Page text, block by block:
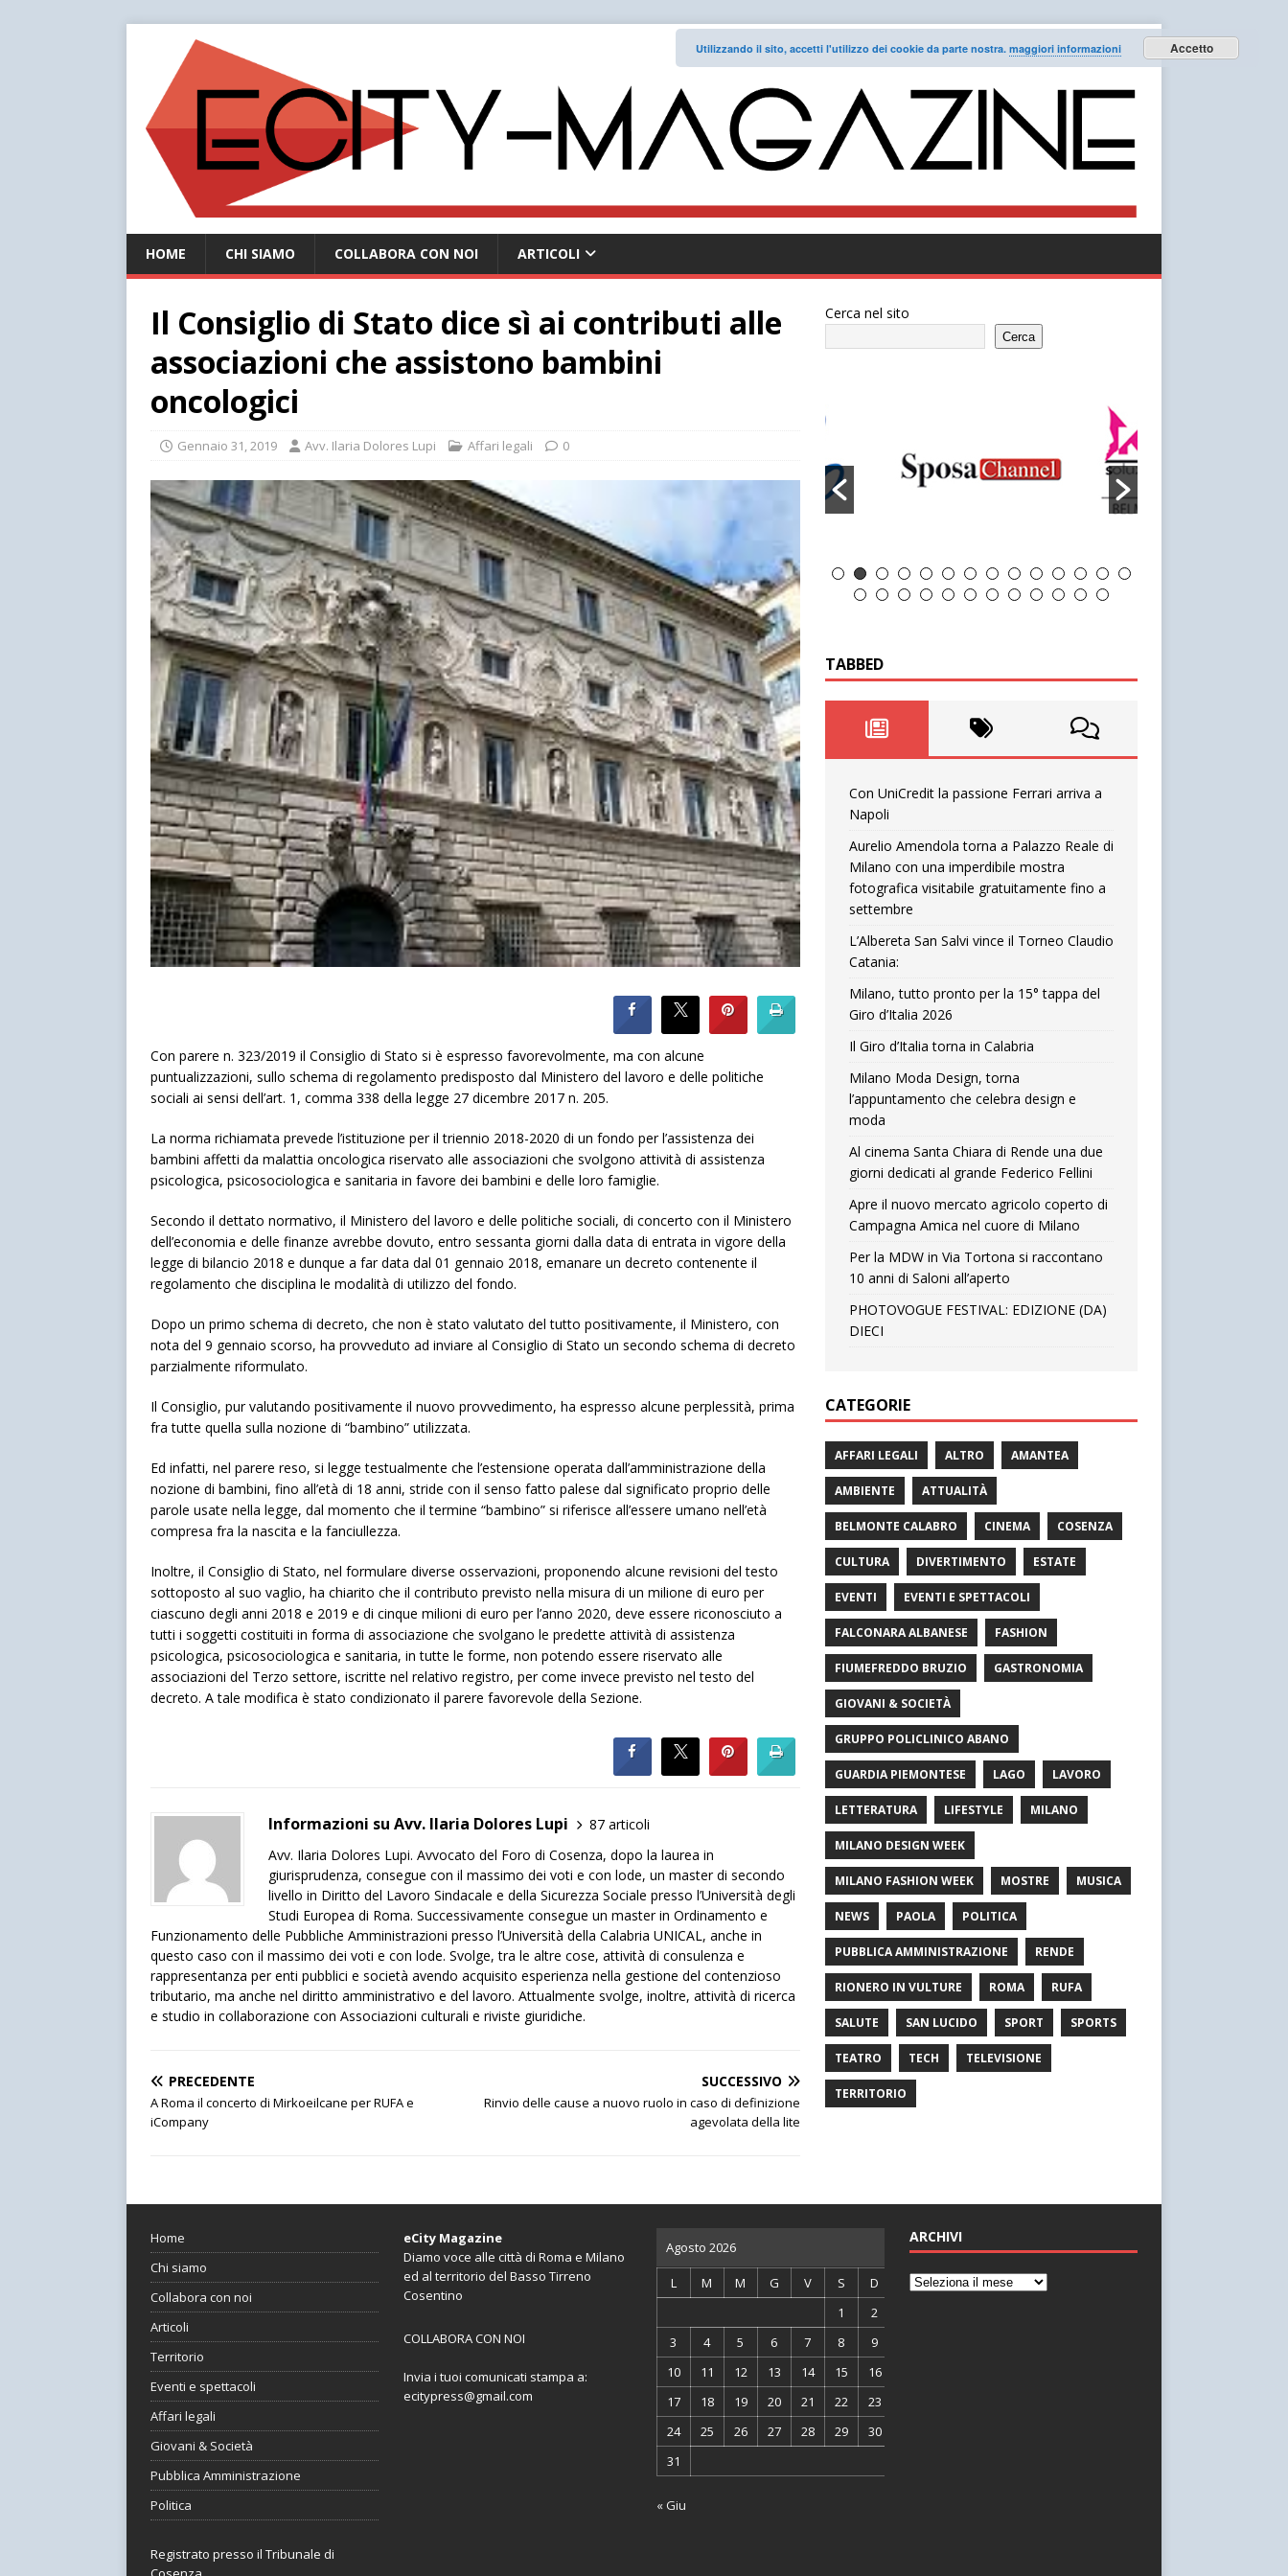
HOME CHI SIAMO COLLABORA CON NOI ARTICOLI
Il Consiglio di Stato dice sì ai contributi alle
associazioni che assistono bambini
oncologici
Gennaio 31, 2019 Avv. Ilaria Dolores Lupi Affari legali 0
Con parere n. 323/2019 il Consiglio di Stato si è espresso favorevolmente, ma con alcune
puntualizzazioni, sullo schema di regolamento predisposto dal Ministero del lavoro e delle politiche
sociali ai sensi dell’art. 1, comma 338 della legge 27 dicembre 2017 n. 205.
La norma richiamata prevede l’istituzione per il triennio 2018-2020 di un fondo per l’assistenza dei
bambini affetti da malattia oncologica riservato alle associazioni che svolgono attività di assistenza
psicologica, psicosociologica e sanitaria in favore dei bambini e delle loro famiglie.
Secondo il dettato normativo, il Ministero del lavoro e delle politiche sociali, di concerto con il Ministero
dell’economia e delle finanze avrebbe dovuto, entro sessanta giorni dalla data di entrata in vigore della
legge di bilancio 2018 e dunque a far data dal 01 gennaio 2018, emanare un decreto contenente il
regolamento che disciplina le modalità di utilizzo del fondo.
Dopo un primo schema di decreto, che non è stato valutato del tutto positivamente, il Ministero, con
nota del 9 gennaio scorso, ha provveduto ad inviare al Consiglio di Stato un secondo schema di decreto
parzialmente riformulato.
Il Consiglio, pur valutando positivamente il nuovo provvedimento, ha espresso alcune perplessità, prima
fra tutte quella sulla nozione di “bambino” utilizzata.
Ed infatti, nel parere reso, si legge testualmente che l’estensione operata dall’amministrazione della
nozione di bambini, fino all’età di 18 anni, stride con il senso fatto palese dal significato proprio delle
parole usate nella legge, dal momento che il termine “bambino” si riferisce all’essere umano nell’età
compresa fra la nascita e la fanciullezza.
Inoltre, il Consiglio di Stato, nel formulare diverse osservazioni, proponendo alcune revisioni del testo
sottoposto al suo vaglio, ha chiarito che il contributo previsto nella misura di un milione di euro per
ciascuno degli anni 2018 e 2019 e di cinque milioni di euro per l’anno 2020, deve essere riconosciuto a
tutti i soggetti costituiti in forma di associazione che svolgano le predette attività di assistenza
psicologica, psicosociologica e sanitaria, in tutte le forme, non potendo essere riservato alle
associazioni del Terzo settore, iscritte nel relativo registro, per come invece previsto nel testo del
decreto. A tale modifica è stato condizionato il parere favorevole della Sezione.
Informazioni su Avv. Ilaria Dolores Lupi
87 articoli
Avv. Ilaria Dolores Lupi. Avvocato del Foro di Cosenza, dopo la laurea in
giurisprudenza, consegue con il massimo dei voti e con lode, un master di secondo
livello in Diritto del Lavoro Sindacale e della Sicurezza Sociale presso l’Università degli
Studi Europea di Roma. Successivamente consegue un master in Ordinamento e
Funzionamento delle Pubbliche Amministrazioni presso l’Università della Calabria UNICAL, anche in
questo caso con il massimo dei voti e con lode. Svolge, tra le altre cose, attività di consulenza e
rappresentanza per enti pubblici e società avendo acquisito esperienza nella gestione del contenzioso
tributario, ma anche nel diritto amministrativo e del lavoro. Attualmente svolge, inoltre, attività di ricerca
e studio in collaborazione con Associazioni culturali e riviste giuridiche.
PRECEDENTE
A Roma il concerto di Mirkoeilcane per RUFA e
iCompany
SUCCESSIVO
Rinvio delle cause a nuovo ruolo in caso di definizione
agevolata della lite
Cerca nel sito
Cerca
TABBED
Con UniCredit la passione Ferrari arriva a
Napoli
Aurelio Amendola torna a Palazzo Reale di
Milano con una imperdibile mostra
fotografica visitabile gratuitamente fino a
settembre
L’Albereta San Salvi vince il Torneo Claudio
Catania:
Milano, tutto pronto per la 15° tappa del
Giro d’Italia 2026
Il Giro d’Italia torna in Calabria
Milano Moda Design, torna
l’appuntamento che celebra design e
moda
Al cinema Santa Chiara di Rende una due
giorni dedicati al grande Federico Fellini
Apre il nuovo mercato agricolo coperto di
Campagna Amica nel cuore di Milano
Per la MDW in Via Tortona si raccontano
10 anni di Saloni all’aperto
PHOTOVOGUE FESTIVAL: EDIZIONE (DA)
DIECI
CATEGORIE
AFFARI LEGALI ALTRO AMANTEA
AMBIENTE ATTUALITÀ
BELMONTE CALABRO CINEMA COSENZA
CULTURA DIVERTIMENTO ESTATE
EVENTI EVENTI E SPETTACOLI
FALCONARA ALBANESE FASHION
FIUMEFREDDO BRUZIO GASTRONOMIA
GIOVANI & SOCIETÀ
GRUPPO POLICLINICO ABANO
GUARDIA PIEMONTESE LAGO LAVORO
LETTERATURA LIFESTYLE MILANO
MILANO DESIGN WEEK
MILANO FASHION WEEK MOSTRE MUSICA
NEWS PAOLA POLITICA
PUBBLICA AMMINISTRAZIONE RENDE
RIONERO IN VULTURE ROMA RUFA
SALUTE SAN LUCIDO SPORT SPORTS
TEATRO TECH TELEVISIONE
TERRITORIO
Home
Chi siamo
Collabora con noi
Articoli
Territorio
Eventi e spettacoli
Affari legali
Giovani & Società
Pubblica Amministrazione
Politica
Registrato presso il Tribunale di
eCity Magazine
Diamo voce alle città di Roma e Milano
ed al territorio del Basso Tirreno
Cosentino
COLLABORA CON NOI
Invia i tuoi comunicati stampa a:
ecitypress@gmail.com
Agosto 2026
L M M G V S
D
1
2
3
4 5 6 7 8
9
10
11 12 13 14 15
16
17
18 19 20 21 22
23
24
25 26 27 28 29
30
31
« Giu
ARCHIVI
Utilizzando il sito, accetti l'utilizzo dei cookie da parte nostra. maggiori informazioni Accetto